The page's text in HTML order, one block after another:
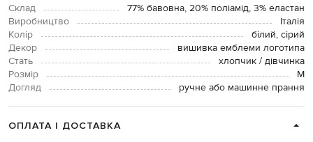
Склад
77% бавовна, 20% поліамід, 3% еластан
Виробництво
Італія
Колір
білий, сірий
Декор
вишивка емблеми логотипа
Стать
хлопчик / дівчинка
Розмір
М
Догляд
ручне або машинне прання
ОПЛАТА І ДОСТАВКА